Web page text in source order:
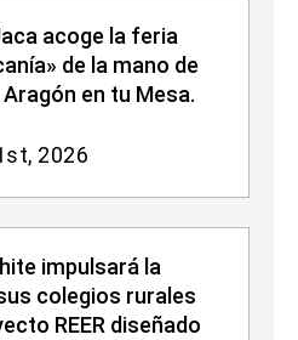
acoge la feria
de la mano de
Aragón en tu Mesa.
2026
impulsará la
colegios rurales
REER diseñado